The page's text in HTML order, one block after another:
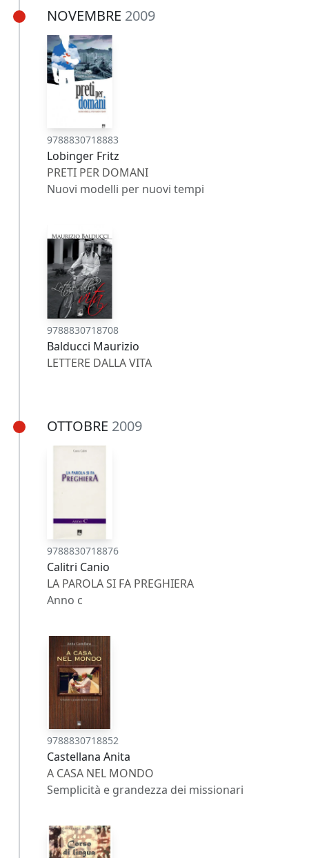
NOVEMBRE 2009
9788830718883
Lobinger Fritz
PRETI PER DOMANI
Nuovi modelli per nuovi tempi
9788830718708
Balducci Maurizio
LETTERE DALLA VITA
OTTOBRE 2009
9788830718876
Calitri Canio
LA PAROLA SI FA PREGHIERA
Anno c
9788830718852
Castellana Anita
A CASA NEL MONDO
Semplicità e grandezza dei missionari